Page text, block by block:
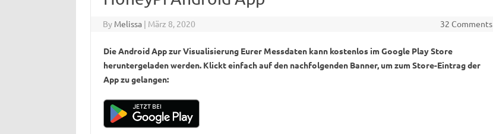
By Melissa | März 8, 2020 32 Comments
Die Android App zur Visualisierung Eurer Messdaten kann kostenlos im Google Play Store
heruntergeladen werden. Klickt einfach auf den nachfolgenden Banner, um zum Store-Eintrag der
App zu gelangen: